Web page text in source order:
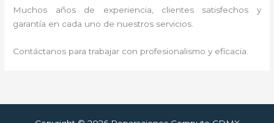
Muchos años de experiencia, clientes satisfechos y
garantía en cada uno de nuestros servicios.
Contáctanos para trabajar con profesionalismo y eficacia.